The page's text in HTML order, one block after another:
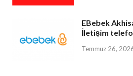
EBebek
İletişim
Temmuz 26,